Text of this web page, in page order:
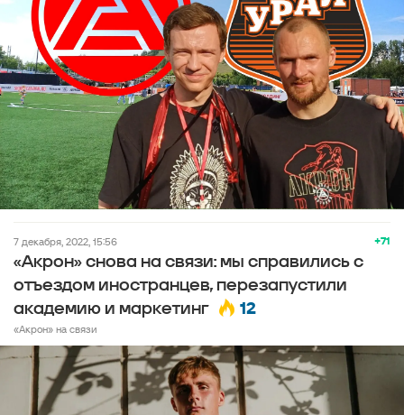
+71
7 декабря, 2022, 15:56
«Акрон» снова на связи: мы справились с
отъездом иностранцев, перезапустили
академию и маркетинг
12
«Акрон» на связи